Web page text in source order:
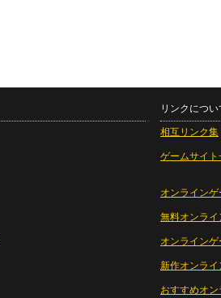
リンクについ
相互リンク集
ゲームサイト
オンラインゲ
無料オンライ
オンライン
新作オンライ
おすすめオ